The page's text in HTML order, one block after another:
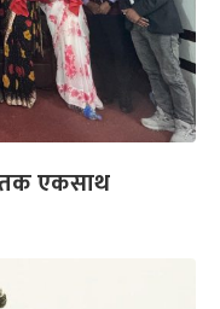
एकसाथ